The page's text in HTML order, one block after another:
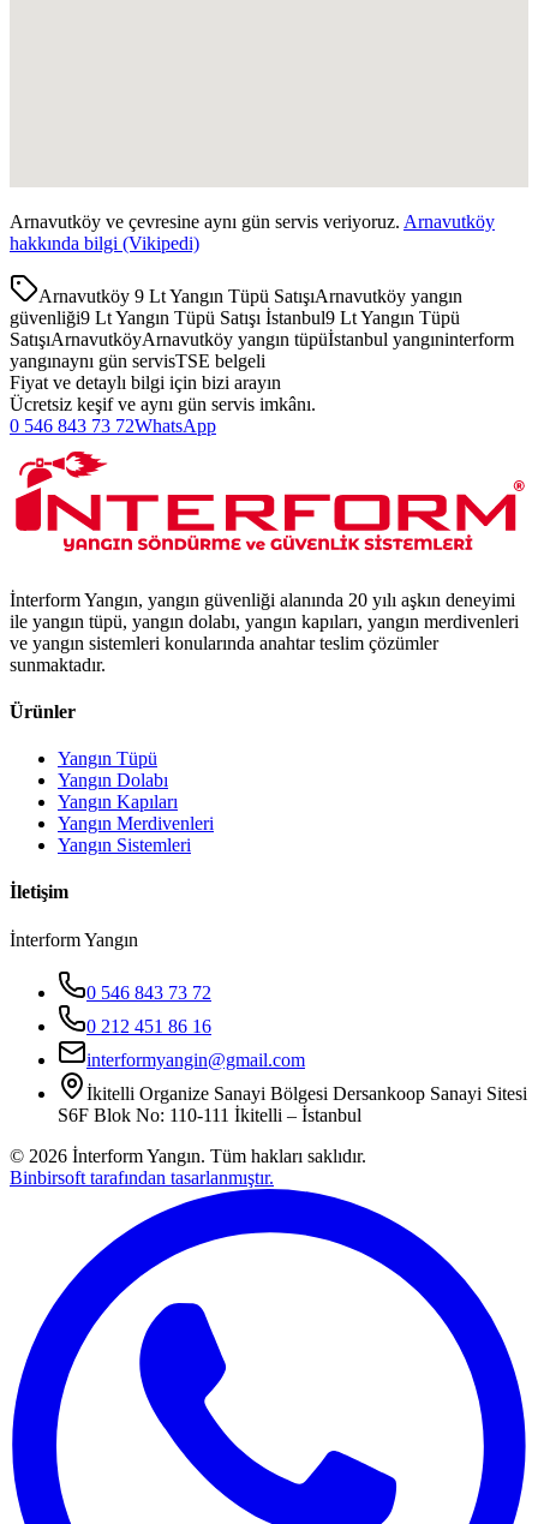
Arnavutköy ve çevresine aynı gün servis veriyoruz. Arnavutköy
hakkında bilgi (Vikipedi)
Arnavutköy 9 Lt Yangın Tüpü SatışıArnavutköy yangın
güvenliği9 Lt Yangın Tüpü Satışı İstanbul9 Lt Yangın Tüpü
SatışıArnavutköyArnavutköy yangın tüpüİstanbul yangıninterform
yangınaynı gün servisTSE belgeli
Fiyat ve detaylı bilgi için bizi arayın
Ücretsiz keşif ve aynı gün servis imkânı.
0 546 843 73 72WhatsApp
İnterform Yangın, yangın güvenliği alanında 20 yılı aşkın deneyimi
ile yangın tüpü, yangın dolabı, yangın kapıları, yangın merdivenleri
ve yangın sistemleri konularında anahtar teslim çözümler
sunmaktadır.
Ürünler
Yangın Tüpü
Yangın Dolabı
Yangın Kapıları
Yangın Merdivenleri
Yangın Sistemleri
İletişim
İnterform Yangın
0 546 843 73 72
0 212 451 86 16
interformyangin@gmail.com
İkitelli Organize Sanayi Bölgesi Dersankoop Sanayi Sitesi
S6F Blok No: 110-111 İkitelli – İstanbul
© 2026 İnterform Yangın. Tüm hakları saklıdır.
Binbirsoft tarafından tasarlanmıştır.